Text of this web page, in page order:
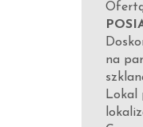
na
Lokal